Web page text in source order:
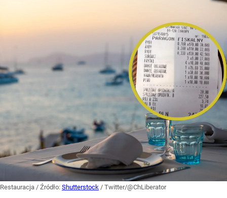
Restauracja / Źródło: Shutterstock / Twitter/@ChLiberator